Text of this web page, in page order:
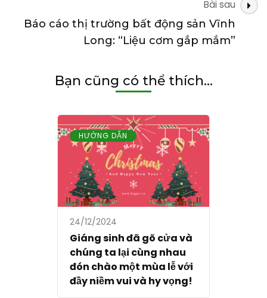
Bài sau
Báo cáo thị trường bất động sản Vĩnh
Long: “Liệu cơm gắp mắm”
Bạn cũng có thể thích...
HƯỚNG DẪN
24/12/2024
Giáng sinh đã gõ cửa và
chúng ta lại cùng nhau
đón chào một mùa lễ với
đầy niềm vui và hy vọng!